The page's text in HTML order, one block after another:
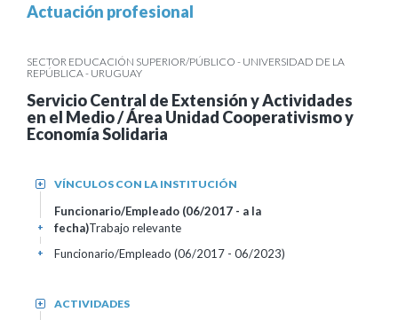
Actuación profesional
SECTOR EDUCACIÓN SUPERIOR/PÚBLICO - UNIVERSIDAD DE LA
REPÚBLICA - URUGUAY
Servicio Central de Extensión y Actividades
en el Medio / Área Unidad Cooperativismo y
Economía Solidaria
VÍNCULOS CON LA INSTITUCIÓN
+
Funcionario/Empleado (06/2017 - a la
fecha)Trabajo relevante
+
Funcionario/Empleado (06/2017 - 06/2023)
+
ACTIVIDADES
+